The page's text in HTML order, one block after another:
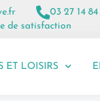
03 27 14
de satisfaction
ET LOISIRS